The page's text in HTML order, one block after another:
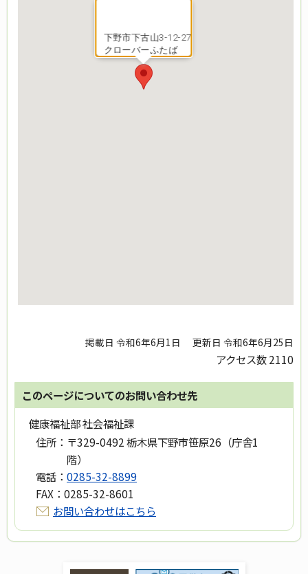
下野市下古山3-12-27
クローバーふたば
掲載日 令和6年6月1日 更新日 令和6年6月25日
アクセス数2110
このページについてのお問い合わせ先
健康福祉部 社会福祉課
住所： 〒329-0492 栃木県下野市笹原26（庁舎1
階）
電話： 0285-32-8899
FAX： 0285-32-8601
お問い合わせはこちら